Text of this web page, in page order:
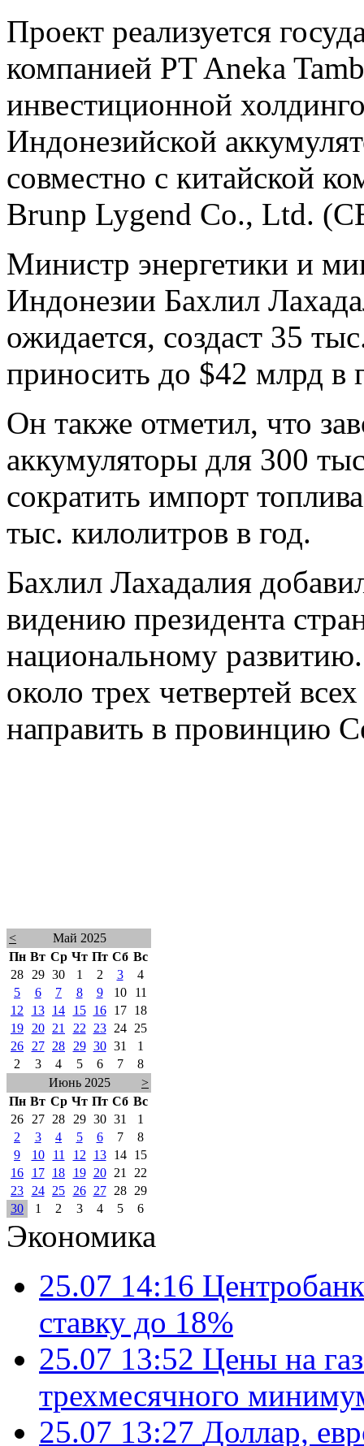
Проект реализуется
компанией PT Aneka
инвестиционной
Индонезийской
совместно с китайской
Brunp Lygend Co., Ltd.
Министр энергетики и
Индонезии Бахлил
ожидается, создаст 35
приносить до $42 млрд
Он также отметил, что
аккумуляторы для 300
сократить импорт
тыс. килолитров в год.
Бахлил Лахадалия
видению президента
национальному
около трех четвертей
направить в провинцию
<
Май 2025
Пн Вт Ср Чт Пт Сб Вс
28
29 30 1 2 3
4
5
6 7 8 9 10
11
12
13 14 15 16 17
18
19
20 21 22 23 24
25
26
27 28 29 30 31
1
2
3 4 5 6 7
8
Июнь 2025
>
Пн Вт Ср Чт Пт Сб Вс
26
27 28 29 30 31
1
2
3 4 5 6 7
8
9
10 11 12 13 14
15
16
17 18 19 20 21
22
23
24 25 26 27 28
29
30
1 2 3 4 5 6
Экономика
25.07 14:16
ставку до 18%
25.07 13:52 Цены на
трехмесячного
25.07 13:27 Доллар,